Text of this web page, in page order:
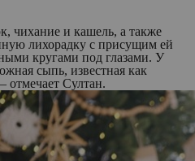
чихание и кашель, а также
лихорадку с присущим ей
кругами под глазами. У
сыпь, известная как
отмечает Султан.